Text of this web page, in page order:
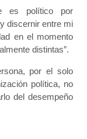
es político por
discernir entre mi
en el momento
distintas”.
por el solo
política, no
del desempeño